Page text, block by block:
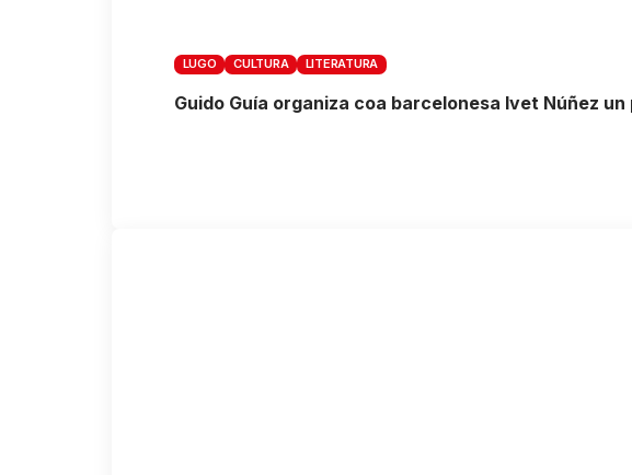
LUGO CULTURA LITERATURA
Guido Guía organiza coa barcelonesa Ivet Núñez